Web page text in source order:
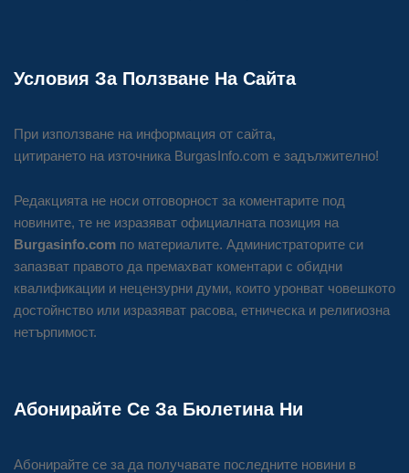
Условия За Ползване На Сайта
При използване на информация от сайта,
цитирането на източника BurgasInfo.com е задължително!
Редакцията не носи отговорност за коментарите под
новините, те не изразяват официалната позиция на
Burgasinfo.com по материалите. Администраторите си
запазват правото да премахват коментари с обидни
квалификации и нецензурни думи, които уронват човешкото
достойнство или изразяват расова, етническа и религиозна
нетърпимост.
Абонирайте Се За Бюлетина Ни
Абонирайте се за да получавате последните новини в